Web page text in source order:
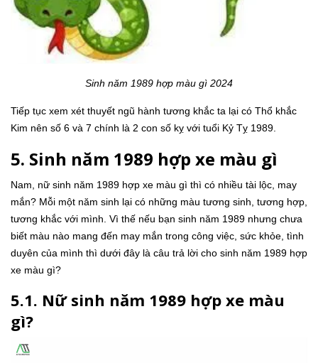
Sinh năm 1989 hợp màu gì 2024
Tiếp tục xem xét thuyết ngũ hành tương khắc ta lại có Thổ khắc
Kim nên số 6 và 7 chính là 2 con số kỵ với tuổi Kỷ Tỵ 1989.
5. Sinh năm 1989 hợp xe màu gì
Nam, nữ sinh năm 1989 hợp xe màu gì thì có nhiều tài lộc, may
mắn? Mỗi một năm sinh lại có những màu tương sinh, tương hợp,
tương khắc với mình. Vì thế nếu bạn sinh năm 1989 nhưng chưa
biết màu nào mang đến may mắn trong công việc, sức khỏe, tình
duyên của mình thì dưới đây là câu trả lời cho sinh năm 1989 hợp
xe màu gì?
5.1. Nữ sinh năm 1989 hợp xe màu
gì?